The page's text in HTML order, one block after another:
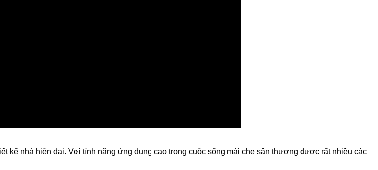
kế nhà hiện đại. Với tính năng ứng dụng cao trong cuộc sống mái che sân thượng được rất nhiều các